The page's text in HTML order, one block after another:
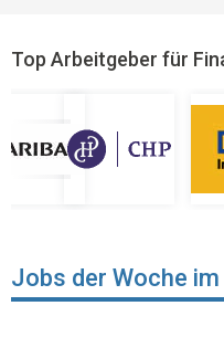
Top Arbeitgeber für
Jobs der Woche